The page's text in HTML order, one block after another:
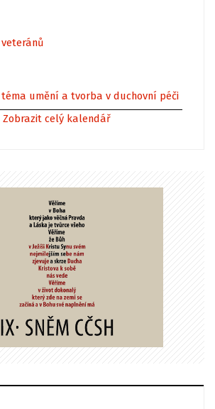
téma umění a tvorba v duchovní péči
Zobrazit celý kalendář